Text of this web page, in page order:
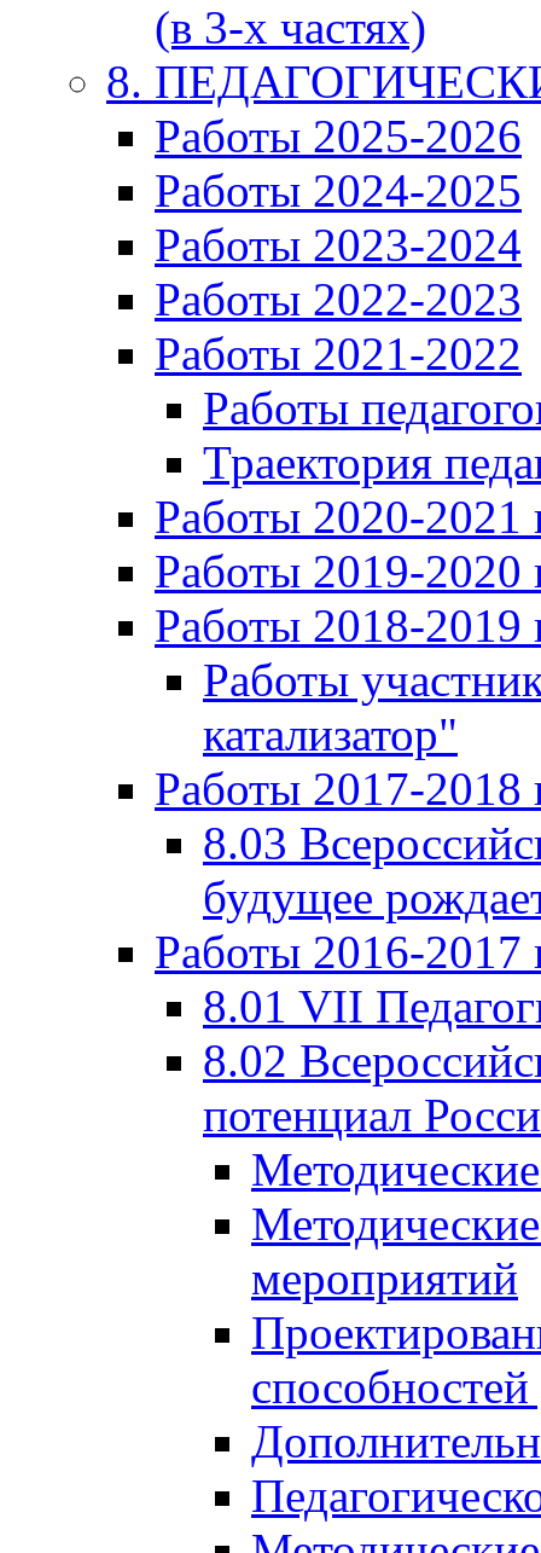
(в 3-х частях)
8.
Работы 2025-2026
Работы 2024-2025
Работы 2023-2024
Работы 2022-2023
Работы 2021-2022
Работы
Траектория
Работы 2020-2021
Работы 2019-2020
Работы 2018-2019
Работы
катализатор"
Работы 2017-2018
8.03
будущее
Работы 2016-2017
8.01 VII
8.02
потенциал
мероприятий